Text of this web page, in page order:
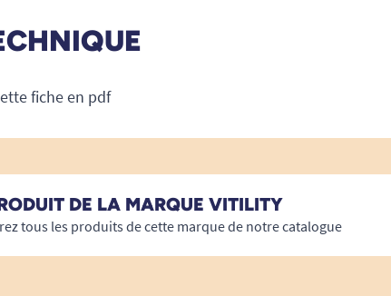
fiche en pdf
DE LA MARQUE VITILITY
tous les produits de cette marque de notre catalogue